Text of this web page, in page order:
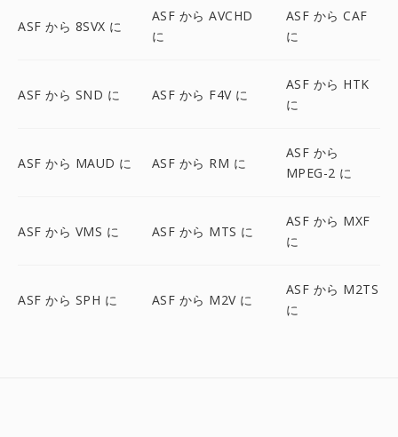
ASF から 8SVX に
ASF から AVCHD
に
ASF から CAF
に
ASF から SND に ASF から F4V に
ASF から HTK
に
ASF から MAUD に ASF から RM に
ASF から
MPEG-2 に
ASF から VMS に ASF から MTS に
ASF から MXF
に
ASF から SPH に ASF から M2V に
ASF から M2TS
に